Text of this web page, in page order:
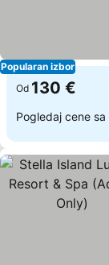
Popularan izbor
Od 130 €
Pogledaj cene sa